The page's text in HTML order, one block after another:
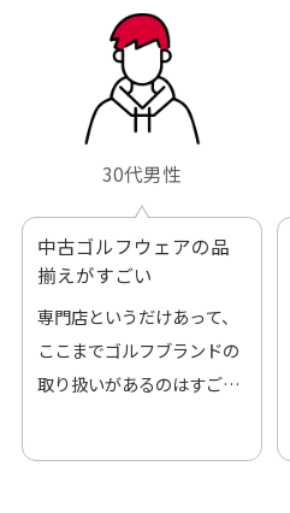
30代男性
中古ゴルフウェアの品
揃えがすごい
専門店というだけあって、
ここまでゴルフブランドの
取り扱いがあるのはすご